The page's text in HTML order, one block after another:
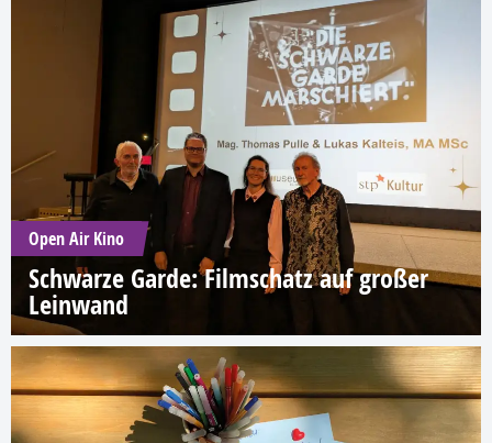
Open Air Kino
Schwarze Garde: Filmschatz auf großer
Leinwand